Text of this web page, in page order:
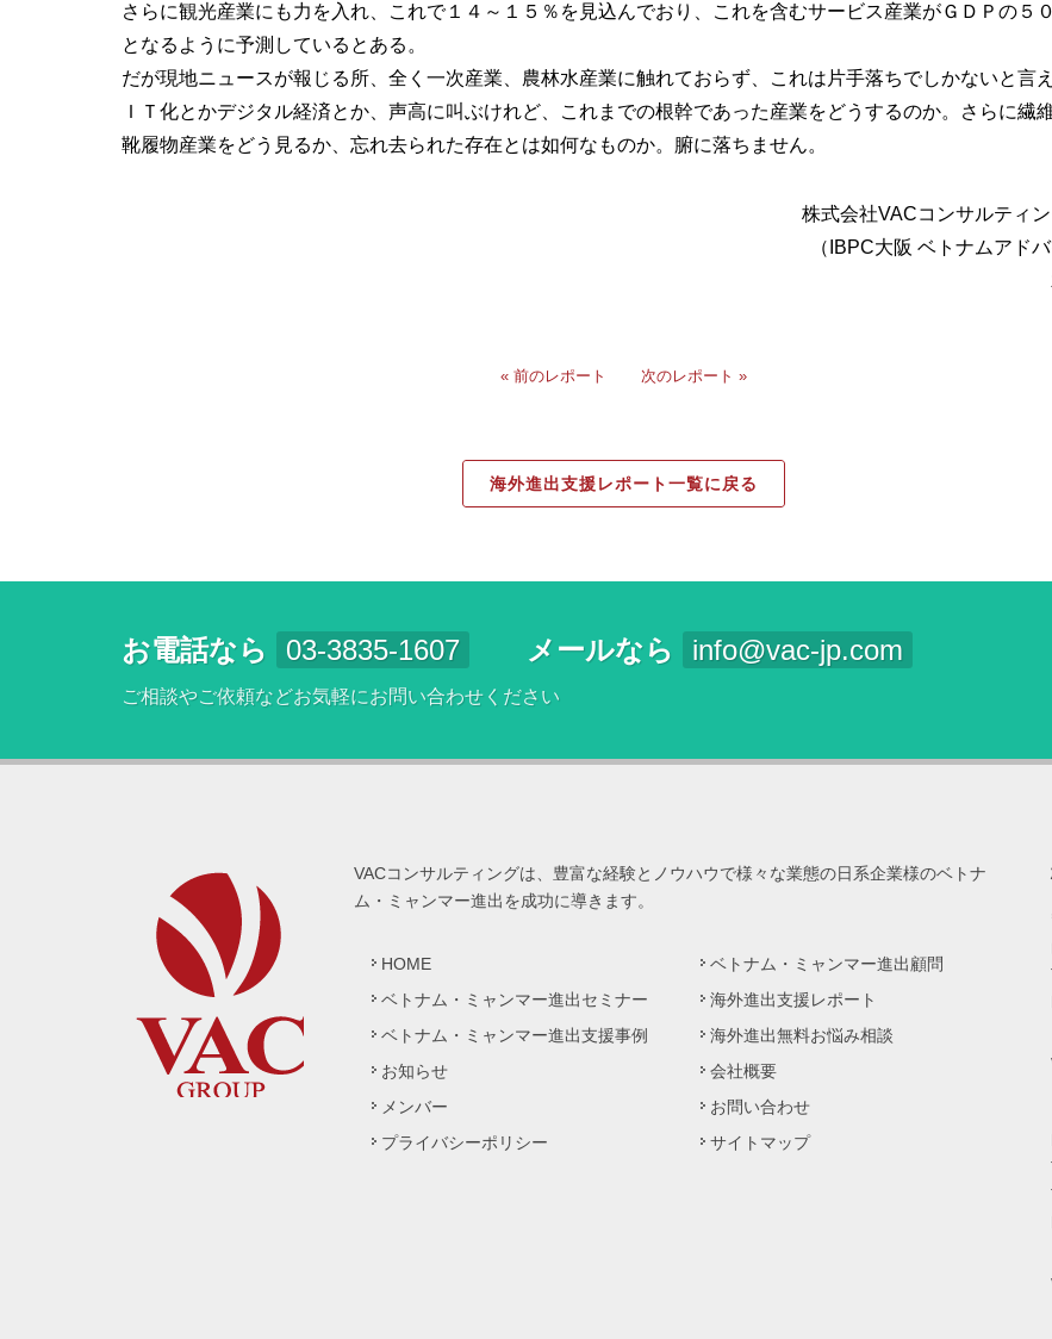
さらに観光産業にも力を入れ、これで１４～１５％を見込んでおり、これを含むサービス産業がＧＤＰの５
となるように予測しているとある。
だが現地ニュースが報じる所、全く一次産業、農林水産業に触れておらず、これは片手落ちでしかないと言え
ＩＴ化とかデジタル経済とか、声高に叫ぶけれど、これまでの根幹であった産業をどうするのか。さらに繊維
靴履物産業をどう見るか、忘れ去られた存在とは如何なものか。腑に落ちません。
株式会社VACコンサルティ
（IBPC大阪 ベトナムアドバ
« 前のレポート 次のレポート »
海外進出支援レポート一覧に戻る
お電話なら 03-3835-1607 メールなら info@vac-jp.com
ご相談やご依頼などお気軽にお問い合わせください
VACコンサルティングは、豊富な経験とノウハウで様々な業態の日系企業様のベトナ
ム・ミャンマー進出を成功に導きます。
HOME
ベトナム・ミャンマー進出顧問
ベトナム・ミャンマー進出セミナー
海外進出支援レポート
ベトナム・ミャンマー進出支援事例
海外進出無料お悩み相談
お知らせ
会社概要
メンバー
お問い合わせ
プライバシーポリシー
サイトマップ